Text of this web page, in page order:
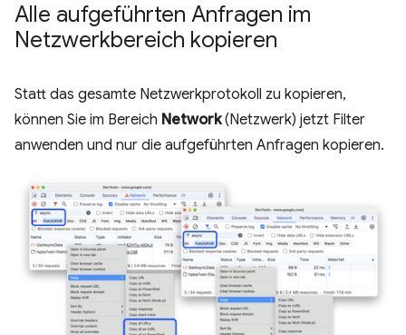
Alle aufgeführten Anfragen im
Netzwerkbereich kopieren
Statt das gesamte Netzwerkprotokoll zu kopieren,
können Sie im Bereich Network(Netzwerk) jetzt Filter
anwenden und nur die aufgeführten Anfragen kopieren.